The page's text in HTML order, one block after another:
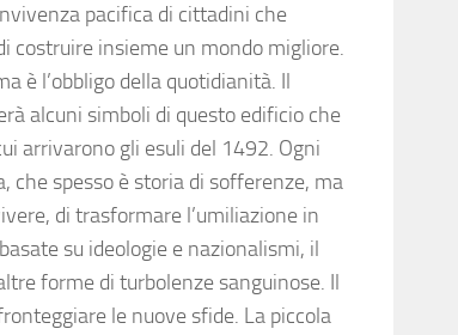
pacifica di cittadini che
costruire insieme un mondo migliore.
è l’obbligo della quotidianità. Il
alcuni simboli di questo edificio che
arrivarono gli esuli del 1492. Ogni
che spesso è storia di sofferenze, ma
di trasformare l’umiliazione in
su ideologie e nazionalismi, il
forme di turbolenze sanguinose. Il
le nuove sfide. La piccola